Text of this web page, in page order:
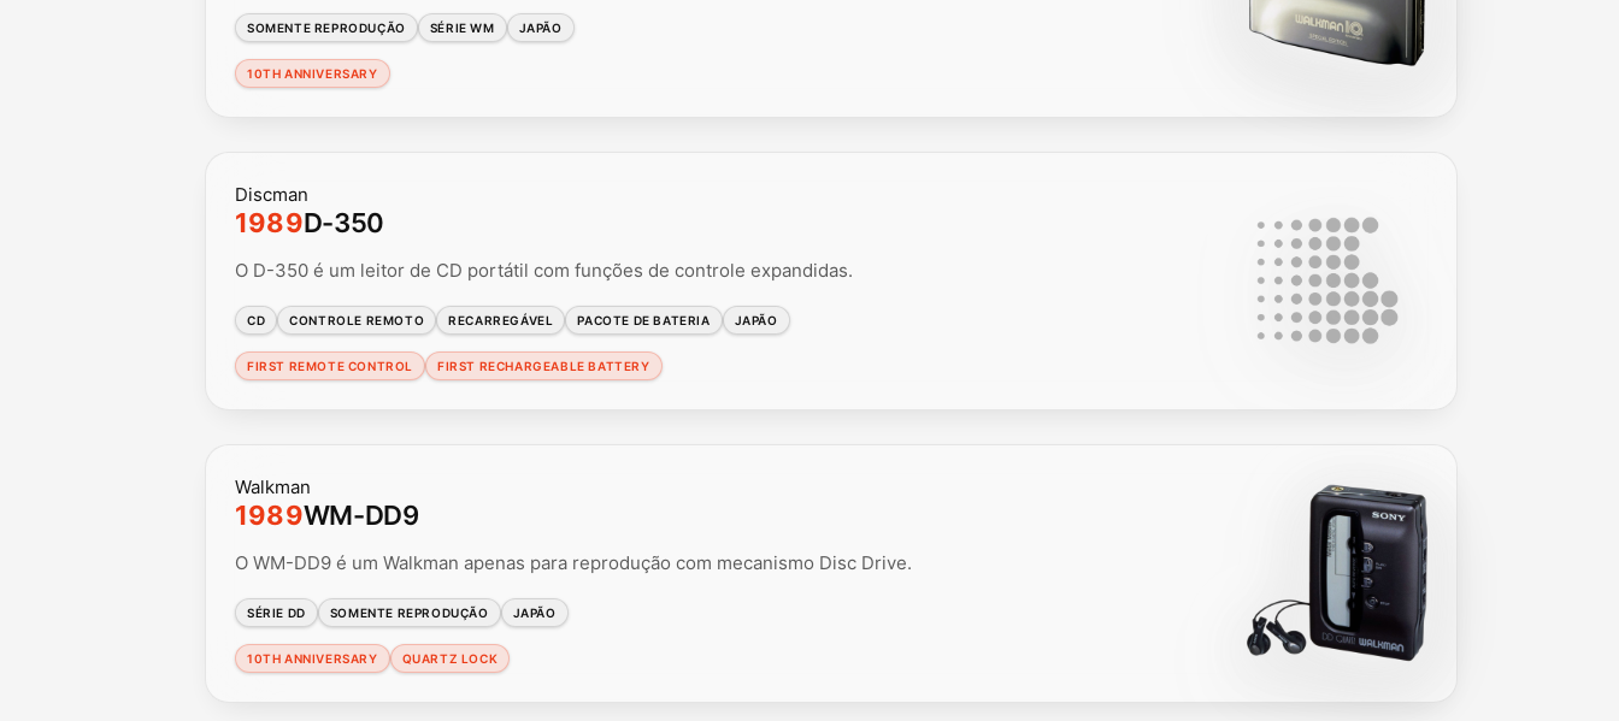
SOMENTE REPRODUÇÃO SÉRIE WM JAPÃO
10TH ANNIVERSARY
Discman
1989D-350
O D-350 é um leitor de CD portátil com funções de controle expandidas.
CD CONTROLE REMOTO RECARREGÁVEL PACOTE DE BATERIA JAPÃO
FIRST REMOTE CONTROL FIRST RECHARGEABLE BATTERY
Walkman
1989WM-DD9
O WM-DD9 é um Walkman apenas para reprodução com mecanismo Disc Drive.
SÉRIE DD SOMENTE REPRODUÇÃO JAPÃO
10TH ANNIVERSARY QUARTZ LOCK